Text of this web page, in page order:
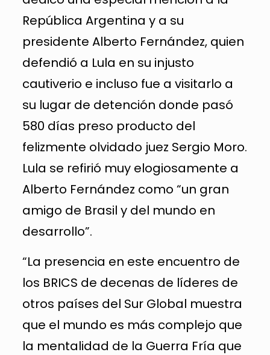
República Argentina y a su
presidente Alberto Fernández, quien
defendió a Lula en su injusto
cautiverio e incluso fue a visitarlo a
su lugar de detención donde pasó
580 días preso producto del
felizmente olvidado juez Sergio Moro.
Lula se refirió muy elogiosamente a
Alberto Fernández como “un gran
amigo de Brasil y del mundo en
desarrollo”.
“La presencia en este encuentro de
los BRICS de decenas de líderes de
otros países del Sur Global muestra
que el mundo es más complejo que
la mentalidad de la Guerra Fría que